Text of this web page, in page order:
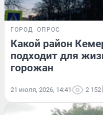
ГОРОД ОПРОС
Какой район
подходит для
горожан
21 июля, 2026, 14:41 2 152